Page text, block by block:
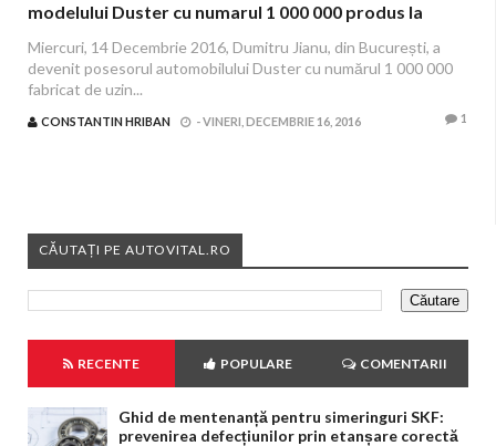
modelului Duster cu numarul 1 000 000 produs la
Miercuri, 14 Decembrie 2016, Dumitru Jianu, din București, a
devenit posesorul automobilului Duster cu numărul 1 000 000
fabricat de uzin...
CONSTANTIN HRIBAN -VINERI, DECEMBRIE 16, 2016 1
CĂUTAȚI PE AUTOVITAL.RO
RECENTE POPULARE COMENTARII
Ghid de mentenanță pentru simeringuri SKF:
prevenirea defecțiunilor prin etanșare corectă